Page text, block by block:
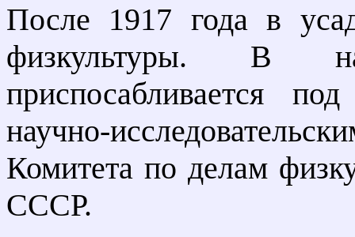
После 1917 года в
физкультуры. В
приспосабливается
научно-
Комитета по делам
СССР.